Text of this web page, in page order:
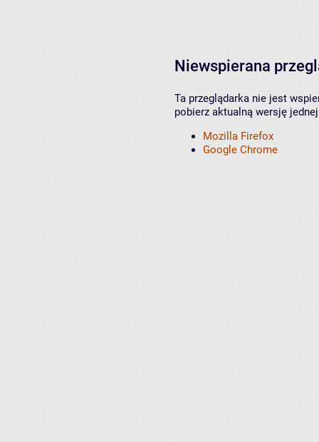
Niewspierana
Ta przeglądarka nie jest
pobierz aktualną wersję
Mozilla Firefox
Google Chrome